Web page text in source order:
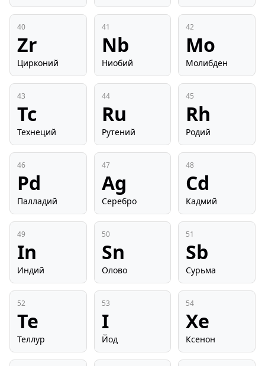
40
Zr
Цирконий
41
Nb
Ниобий
42
Mo
Молибден
43
Tc
Технеций
44
Ru
Рутений
45
Rh
Родий
46
Pd
Палладий
47
Ag
Серебро
48
Cd
Кадмий
49
In
Индий
50
Sn
Олово
51
Sb
Сурьма
52
Te
Теллур
53
I
Йод
54
Xe
Ксенон